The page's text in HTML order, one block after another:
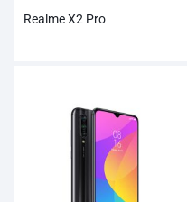
Realme X2 Pro